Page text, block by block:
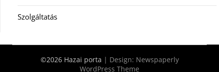
Szolgáltatás
©2026 Hazai porta | Design: Newspaperly
WordPress Theme